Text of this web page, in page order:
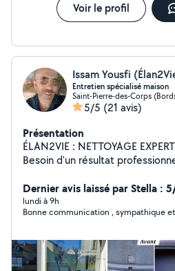
Voir le profil
Entretien spécialisé maison
Saint-Pierre-des-Corps
5/5 (21 avis)
Présentation
ÉLAN2VIE : NETTOYAGE
Besoin d'un résultat
matériel de pointe (vapeur,
pression...). NOS SERVICES : VITRERIE : Nettoyage
complet vitres et rails (baies
tapis (taches et odeurs). REMISE EN ÉTAT : Ménage
approfondi avant état des lieux ou vente.
Dernier avis laissé par Stella :
lundi à 9h
Bonne communication , sympathique